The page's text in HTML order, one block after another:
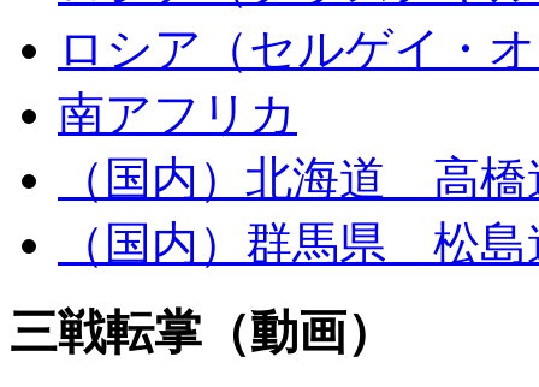
ロシア（セルゲイ・
南アフリカ
（国内）北海道 高橋
（国内）群馬県 松島
三戦転掌（動画）